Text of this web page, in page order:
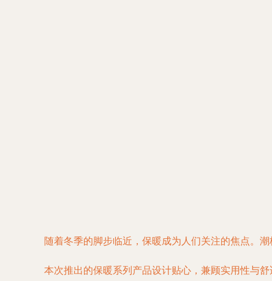
随着冬季的脚步临近，保暖成为人们关注的焦点。
本次推出的保暖系列产品设计贴心，兼顾实用性与